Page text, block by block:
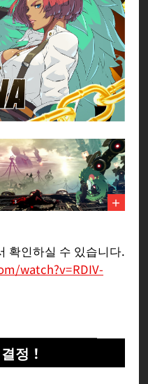
확인하실 수 있습니다.
watch?v=RDIV-
정！